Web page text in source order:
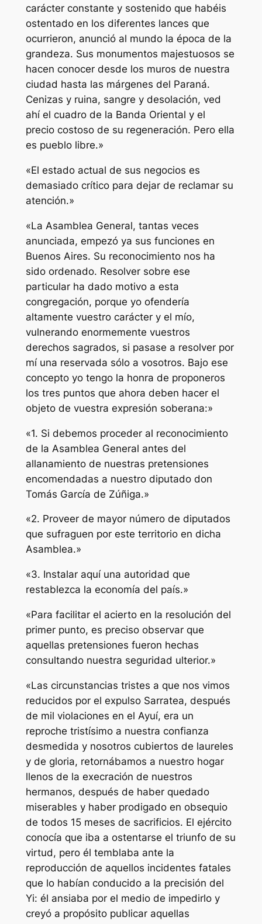
carácter constante y sostenido que habéis
ostentado en los diferentes lances que
ocurrieron, anunció al mundo la época de la
grandeza. Sus monumentos majestuosos se
hacen conocer desde los muros de nuestra
ciudad hasta las márgenes del Paraná.
Cenizas y ruina, sangre y desolación, ved
ahí el cuadro de la Banda Oriental y el
precio costoso de su regeneración. Pero ella
es pueblo libre.»
«El estado actual de sus negocios es
demasiado crítico para dejar de reclamar su
atención.»
«La Asamblea General, tantas veces
anunciada, empezó ya sus funciones en
Buenos Aires. Su reconocimiento nos ha
sido ordenado. Resolver sobre ese
particular ha dado motivo a esta
congregación, porque yo ofendería
altamente vuestro carácter y el mío,
vulnerando enormemente vuestros
derechos sagrados, si pasase a resolver por
mí una reservada sólo a vosotros. Bajo ese
concepto yo tengo la honra de proponeros
los tres puntos que ahora deben hacer el
objeto de vuestra expresión soberana:»
«1. Si debemos proceder al reconocimiento
de la Asamblea General antes del
allanamiento de nuestras pretensiones
encomendadas a nuestro diputado don
Tomás García de Zúñiga.»
«2. Proveer de mayor número de diputados
que sufraguen por este territorio en dicha
Asamblea.»
«3. Instalar aquí una autoridad que
restablezca la economía del país.»
«Para facilitar el acierto en la resolución del
primer punto, es preciso observar que
aquellas pretensiones fueron hechas
consultando nuestra seguridad ulterior.»
«Las circunstancias tristes a que nos vimos
reducidos por el expulso Sarratea, después
de mil violaciones en el Ayuí, era un
reproche tristísimo a nuestra confianza
desmedida y nosotros cubiertos de laureles
y de gloria, retornábamos a nuestro hogar
llenos de la execración de nuestros
hermanos, después de haber quedado
miserables y haber prodigado en obsequio
de todos 15 meses de sacrificios. El ejército
conocía que iba a ostentarse el triunfo de su
virtud, pero él temblaba ante la
reproducción de aquellos incidentes fatales
que lo habían conducido a la precisión del
Yi: él ansiaba por el medio de impedirlo y
creyó a propósito publicar aquellas